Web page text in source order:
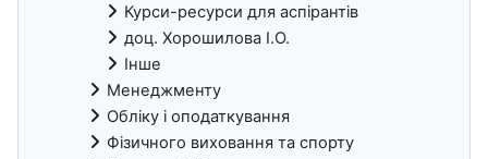
Курси-ресурси для аспірантів
доц. Хорошилова І.О.
Інше
Менеджменту
Обліку і оподаткування
Фізичного виховання та спорту